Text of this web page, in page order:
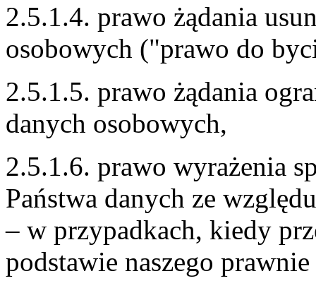
2.5.1.4. prawo żądania
osobowych ("prawo do
2.5.1.5. prawo żądania
danych osobowych,
2.5.1.6. prawo wyrażenia
Państwa danych ze
– w przypadkach, kiedy
podstawie naszego